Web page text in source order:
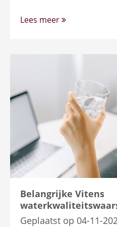
Lees meer
Belangrijke Vitens
Geplaatst op 04-11-